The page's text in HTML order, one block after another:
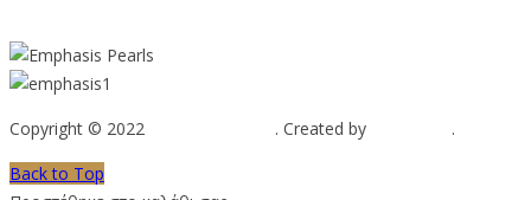
Copyright © 2022 . Created by
.
Back to Top